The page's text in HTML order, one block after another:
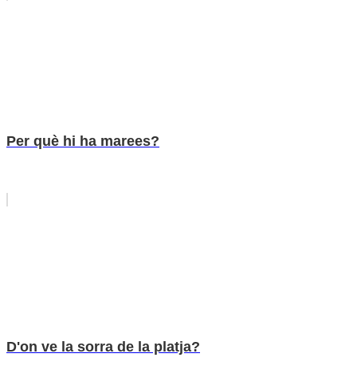
Per què hi ha marees?
D'on ve la sorra de la platja?